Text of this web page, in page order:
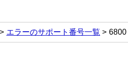
エラーのサポート番号一覧 6800